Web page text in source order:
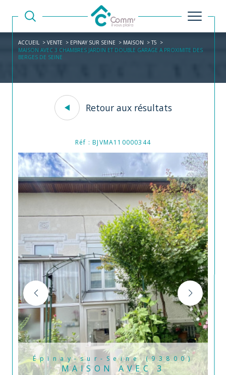
ACCUEIL VENTE EPINAY SUR SEINE MAISON
T5
MAISON AVEC 3 CHAMBRES JARDIN ET DOUBLE GARAGE A PROXIMITE DES
BERGES DE SEINE
Retour aux résultats
Réf : BJVMA110000344
Épinay-sur-Seine (93800)
MAISON AVEC 3